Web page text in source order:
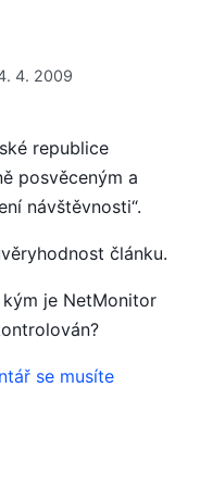
4. 2009
republice
posvěceným a
návštěvnosti“.
článku.
je NetMonitor
se musíte